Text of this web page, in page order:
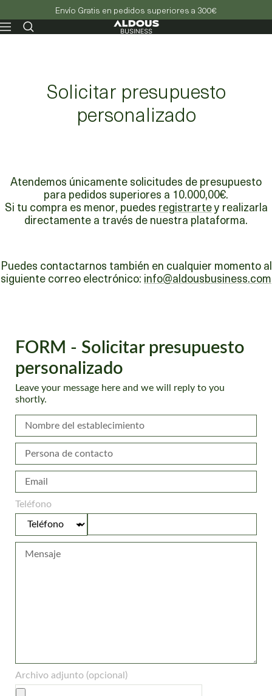
Envío Gratis en pedidos superiores a 300€
Navegación Aldous
-
Solicitar presupuesto
personalizado
Atendemos únicamente solicitudes de presupuesto
para pedidos superiores a 10.000,00€.
Si tu compra es menor, puedes registrartey realizarla
directamente a través de nuestra plataforma.
Puedes contactarnos también en cualquier momento al
siguiente correo electrónico: info@aldousbusiness.com
FORM - Solicitar presupuesto
personalizado
Leave your message here and we will reply to you
shortly.
Teléfono
Archivo adjunto (opcional)